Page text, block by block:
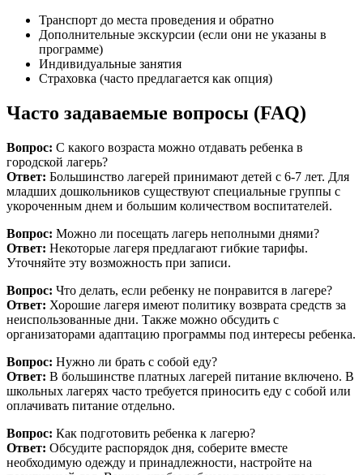
Транспорт до места проведения и обратно
Дополнительные экскурсии (если они не указаны в
программе)
Индивидуальные занятия
Страховка (часто предлагается как опция)
Часто задаваемые вопросы (FAQ)
Вопрос: С какого возраста можно отдавать ребенка в
городской лагерь?
Ответ: Большинство лагерей принимают детей с 6-7 лет. Для
младших дошкольников существуют специальные группы с
укороченным днем и большим количеством воспитателей.
Вопрос: Можно ли посещать лагерь неполными днями?
Ответ: Некоторые лагеря предлагают гибкие тарифы.
Уточняйте эту возможность при записи.
Вопрос: Что делать, если ребенку не понравится в лагере?
Ответ: Хорошие лагеря имеют политику возврата средств за
неиспользованные дни. Также можно обсудить с
организаторами адаптацию программы под интересы ребенка.
Вопрос: Нужно ли брать с собой еду?
Ответ: В большинстве платных лагерей питание включено. В
школьных лагерях часто требуется приносить еду с собой или
оплачивать питание отдельно.
Вопрос: Как подготовить ребенка к лагерю?
Ответ: Обсудите распорядок дня, соберите вместе
необходимую одежду и принадлежности, настройте на